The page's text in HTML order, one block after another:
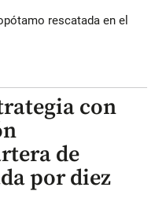
rescatada en el
con
de
por diez